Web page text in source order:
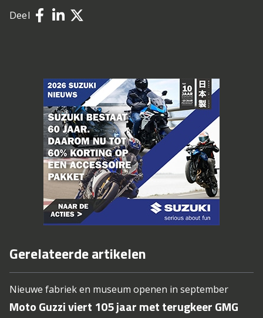
Deel
Gerelateerde artikelen
Nieuwe fabriek en museum openen in september
Moto Guzzi viert 105 jaar met terugkeer GMG